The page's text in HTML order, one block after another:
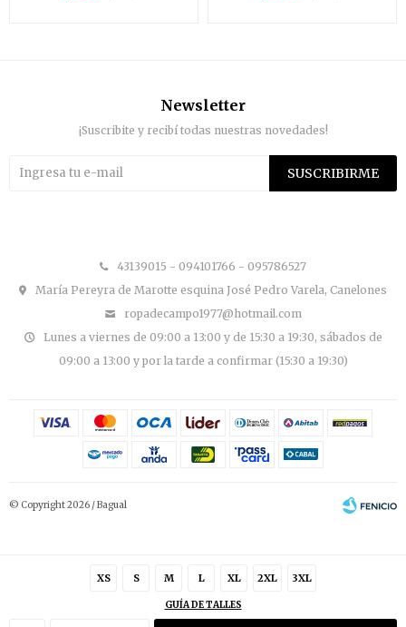
XS S M L XL 2XL 3XL
GUÍA DE TALLES
43139015 - 094101766 - 095786527
María Pereyra de Marotte esquina José Pedro Varela, Canelones
ropadecampo1977@hotmail.com
Lunes a viernes de 09:00 a 13:00 y de 15:30 a 19:30, sábados de
09:00 a 13:00 y por la tarde a confirmar (15:30 a 19:30)
Newsletter
¡Suscribite y recibí todas nuestras novedades!
SUSCRIBIRME
© Copyright 2026 / Bagual